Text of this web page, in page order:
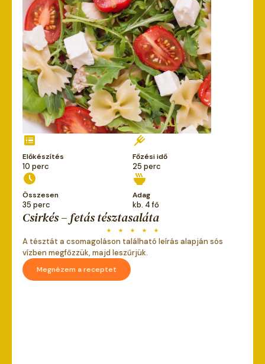
Csirkés – fetás tésztasaláta
A tésztát a csomagoláson található leírás alapján sós
vízben megfőzzük, majd leszűrjük.
Megnézem a receptet
Előkészítés
10 perc
Főzési idő
25 perc
Összesen
35 perc
Adag
kb. 4 fő